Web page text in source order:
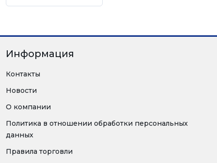
Информация
Контакты
Новости
О компании
Политика в отношении обработки персональных
данных
Правила торговли